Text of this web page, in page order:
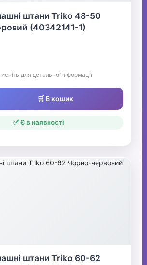
штани Triko 48-50
(40342141-1)
для детальної інформації
🛒 В кошик
✅ Є в наявності
штани Triko 60-62